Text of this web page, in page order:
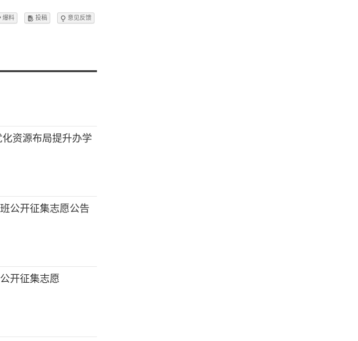
爆料 投稿  意见反馈
资源布局提升办学
公开征集志愿公告
开征集志愿